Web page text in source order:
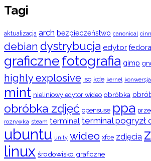
Tagi
aktualizacja arch bezpieczeństwo canonical
debian dystrybucja edytor fedora
graficznefotografia gimp
highly explosive iso kde kernel konwersja
mint nieliniowy edytor wideo obróbka
obróbka zdjęć opensuse ppa
rozrywka steam terminal terminal pogryzł
ubuntu unity wideo xfce zdjęcia
linux środowisko graficzne